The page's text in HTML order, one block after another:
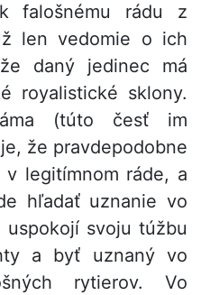
falošnému rádu z
len vedomie o ich
daný jedinec má
royalistické sklony.
(túto česť im
že pravdepodobne
legitímnom ráde, a
hľadať uznanie vo
uspokojí svoju túžbu
a byť uznaný vo
rytierov. Vo